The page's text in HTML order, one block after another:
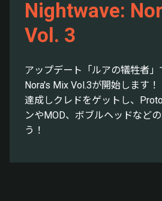
Nightwave:
Vol. 3
アップデート「ルアの犠牲者」
Nora's Mix Vol.3が開始します
達成しクレドをゲットし、
ンやMOD、ボブルヘッドなど
う！